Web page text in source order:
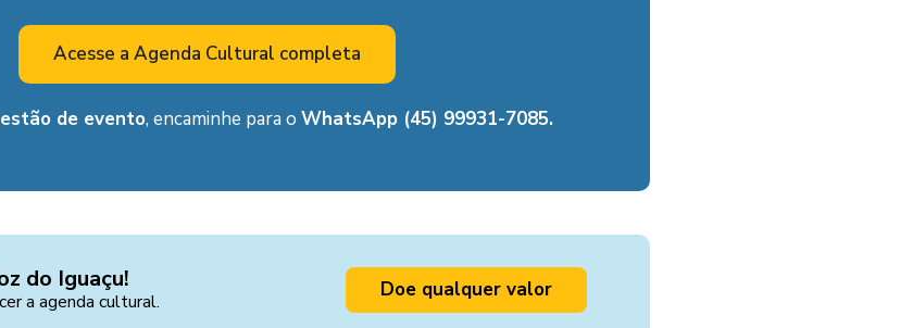
Acesse a Agenda Cultural completa
de evento, encaminhe para o WhatsApp (45) 99931-7085.
do Iguaçu!
a agenda cultural. Doe qualquer valor